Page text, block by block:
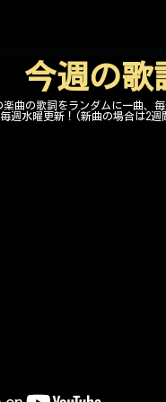
今週の歌
楽曲の歌詞をランダムに一曲、毎
毎週水曜更新！(新曲の場合は2週